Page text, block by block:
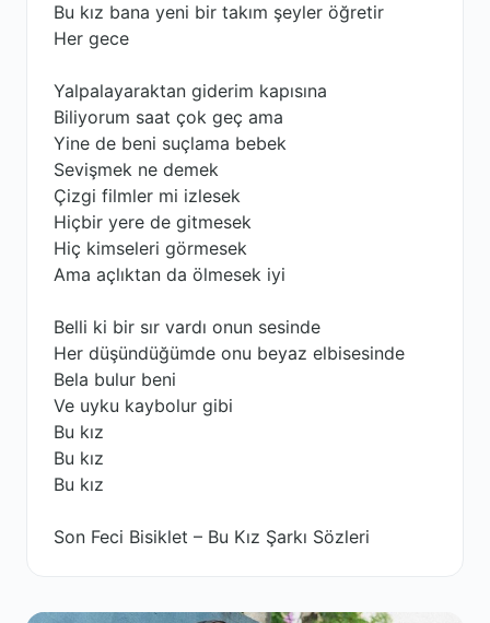
Bu kız bana yeni bir takım şeyler öğretir
Her gece
Yalpalayaraktan giderim kapısına
Biliyorum saat çok geç ama
Yine de beni suçlama bebek
Sevişmek ne demek
Çizgi filmler mi izlesek
Hiçbir yere de gitmesek
Hiç kimseleri görmesek
Ama açlıktan da ölmesek iyi
Belli ki bir sır vardı onun sesinde
Her düşündüğümde onu beyaz elbisesinde
Bela bulur beni
Ve uyku kaybolur gibi
Bu kız
Bu kız
Bu kız
Son Feci Bisiklet – Bu Kız Şarkı Sözleri